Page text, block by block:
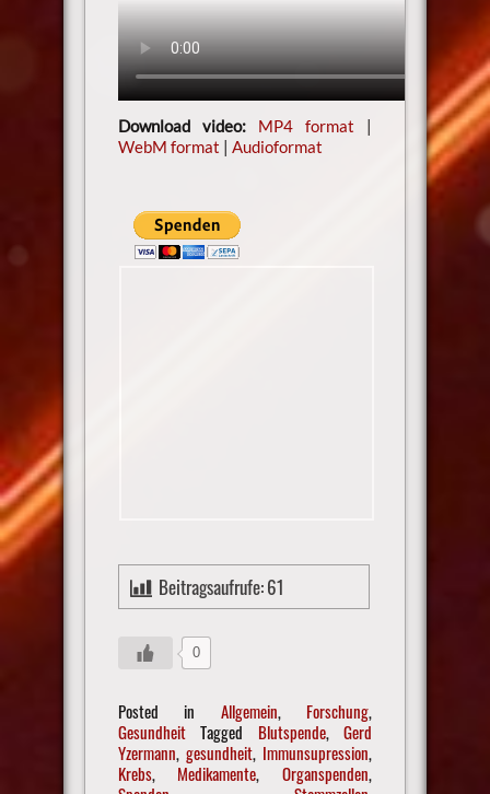
Download video: MP4 format |
WebM format | Audioformat
Beitragsaufrufe:61
0
Posted in Allgemein, Forschung,
GesundheitTagged Blutspende,Gerd
Yzermann, gesundheit, Immunsupression,
Krebs, Medikamente,Organspenden,